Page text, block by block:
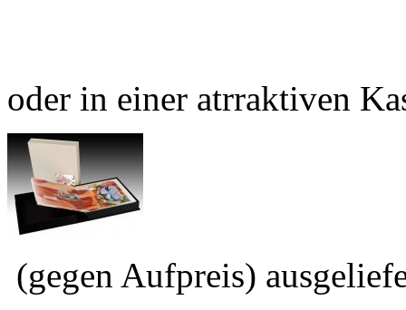
oder in einer atrraktiven
(gegen Aufpreis)